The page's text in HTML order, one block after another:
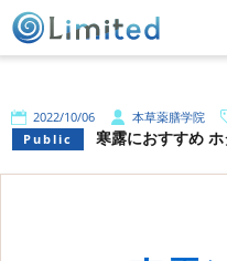
2022/10/06 本草薬膳学院
Public
寒露におすすめ